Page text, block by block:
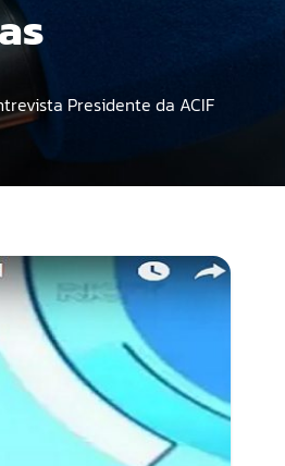
Presidente da ACIF